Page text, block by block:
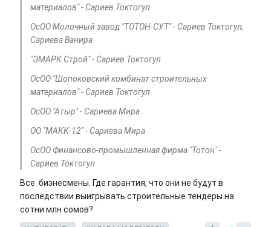
материалов" - Сариев Токтогул
ОсОО Молочный завод "ТОТОН-СУТ" - Сариев Токтогул,
Сариева Ванира
"ЭМАРК Строй" - Сариев Токтогул
ОсОО "Шопоковский комбинат строительных
материалов" - Сариев Токтогул
ОсОО "Атыр" - Сариева Мира
ОО "МАКК-12" - Сариева Мира
ОсОО Финансово-промышленная фирма "Тотон" -
Сариев Токтогул
Все бизнесмены. Где гарантия, что они не будут в
последствии выигрывать строительные тендеры на
сотни млн сомов?